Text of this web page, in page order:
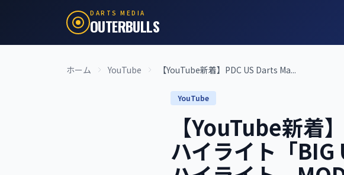
DARTS MEDIA
OUTERBULLS
ホーム YouTube 【YouTube新着】PDC US Darts Ma...
YouTube
【YouTube新着
ハイライト「